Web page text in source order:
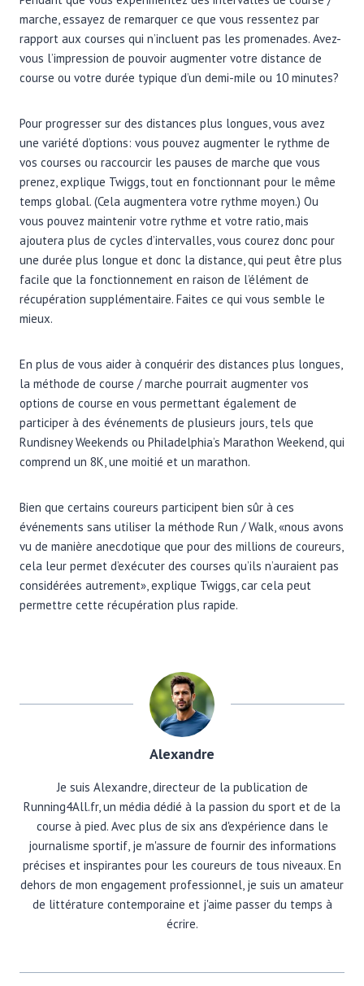
marche, essayez de remarquer ce que vous ressentez par
rapport aux courses qui n’incluent pas les promenades. Avez-
vous l’impression de pouvoir augmenter votre distance de
course ou votre durée typique d’un demi-mile ou 10 minutes?
Pour progresser sur des distances plus longues, vous avez
une variété d’options: vous pouvez augmenter le rythme de
vos courses ou raccourcir les pauses de marche que vous
prenez, explique Twiggs, tout en fonctionnant pour le même
temps global. (Cela augmentera votre rythme moyen.) Ou
vous pouvez maintenir votre rythme et votre ratio, mais
ajoutera plus de cycles d’intervalles, vous courez donc pour
une durée plus longue et donc la distance, qui peut être plus
facile que la fonctionnement en raison de l’élément de
récupération supplémentaire. Faites ce qui vous semble le
mieux.
En plus de vous aider à conquérir des distances plus longues,
la méthode de course / marche pourrait augmenter vos
options de course en vous permettant également de
participer à des événements de plusieurs jours, tels que
Rundisney Weekends ou Philadelphia’s Marathon Weekend, qui
comprend un 8K, une moitié et un marathon.
Bien que certains coureurs participent bien sûr à ces
événements sans utiliser la méthode Run / Walk, «nous avons
vu de manière anecdotique que pour des millions de coureurs,
cela leur permet d’exécuter des courses qu’ils n’auraient pas
considérées autrement», explique Twiggs, car cela peut
permettre cette récupération plus rapide.
Alexandre
Je suis Alexandre, directeur de la publication de
Running4All.fr, un média dédié à la passion du sport et de la
course à pied. Avec plus de six ans d'expérience dans le
journalisme sportif, je m'assure de fournir des informations
précises et inspirantes pour les coureurs de tous niveaux. En
dehors de mon engagement professionnel, je suis un amateur
de littérature contemporaine et j'aime passer du temps à
écrire.